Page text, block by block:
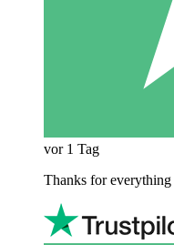
vor 1 Tag
Thanks for everything